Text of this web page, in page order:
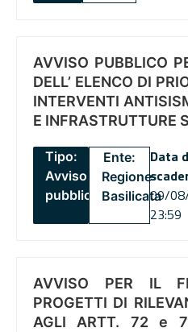
AVVISO PUBBLICO
DELL’ ELENCO DI
INTERVENTI
E INFRASTRUTTURE
Tipo:
Avviso
pubblico
Ente:
Regione
Basilicata
Data
09/
23:59
AVVISO PER IL
PROGETTI DI
AGLI ARTT. 72 e